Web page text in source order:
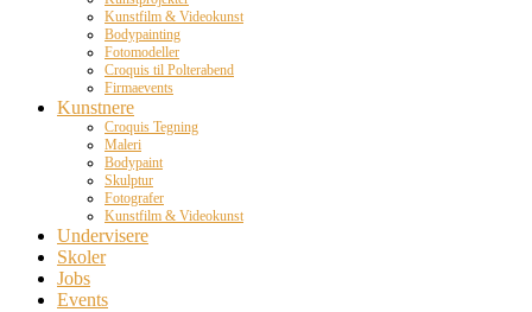
Kunstfilm & Videokunst
Bodypainting
Fotomodeller
Croquis til Polterabend
Firmaevents
Kunstnere
Croquis Tegning
Maleri
Bodypaint
Skulptur
Fotografer
Kunstfilm & Videokunst
Undervisere
Skoler
Jobs
Events